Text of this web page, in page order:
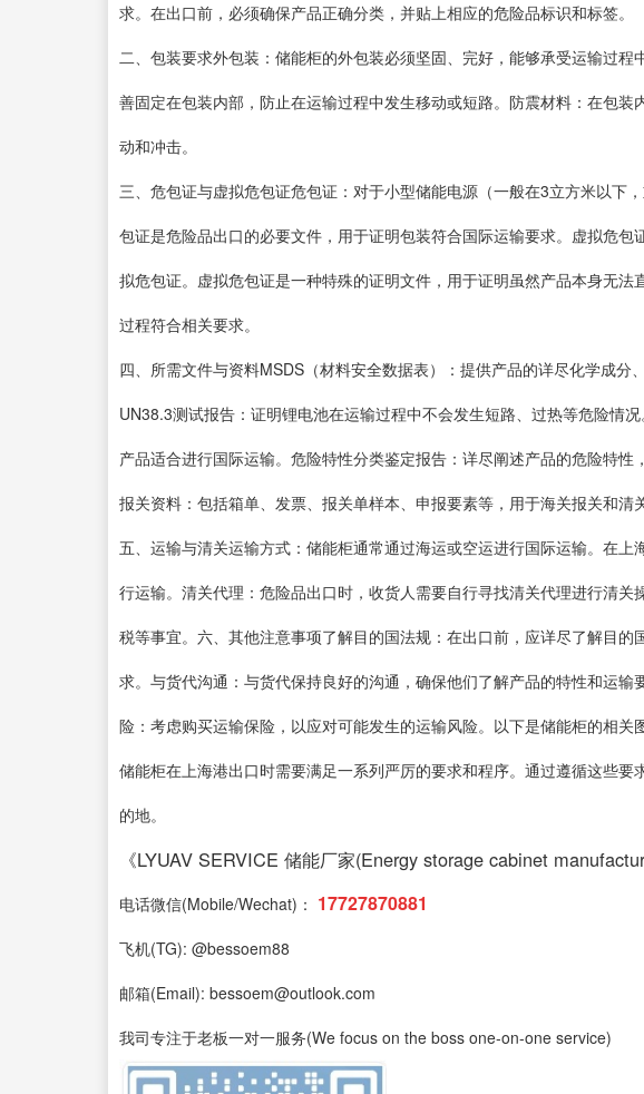
求。在出口前，必须确保产品正确分类，并贴上相应的危险品标识和标签。
二、包装要求外包装：储能柜的外包装必须坚固、完好，能够承受运输过
善固定在包装内部，防止在运输过程中发生移动或短路。防震材料：在包
动和冲击。
三、危包证与虚拟危包证危包证：对于小型储能电源（一般在3立方米以下
包证是危险品出口的必要文件，用于证明包装符合国际运输要求。虚拟危
拟危包证。虚拟危包证是一种特殊的证明文件，用于证明虽然产品本身无
过程符合相关要求。
四、所需文件与资料MSDS（材料安全数据表）：提供产品的详尽化学成分
UN38.3测试报告：证明锂电池在运输过程中不会发生短路、过热等危险情
产品适合进行国际运输。危险特性分类鉴定报告：详尽阐述产品的危险特性
报关资料：包括箱单、发票、报关单样本、申报要素等，用于海关报关和清关
五、运输与清关运输方式：储能柜通常通过海运或空运进行国际运输。在
行运输。清关代理：危险品出口时，收货人需要自行寻找清关代理进行清
税等事宜。六、其他注意事项了解目的国法规：在出口前，应详尽了解目
求。与货代沟通：与货代保持良好的沟通，确保他们了解产品的特性和运
险：考虑购买运输保险，以应对可能发生的运输风险。以下是储能柜的相关
储能柜在上海港出口时需要满足一系列严厉的要求和程序。通过遵循这些要
的地。
《LYUAV SERVICE 储能厂家(Energy storage cabinet
电话微信(Mobile/Wechat)： 17727870881
飞机(TG): @bessoem88
邮箱(Email): bessoem@outlook.com
我司专注于老板一对一服务(We focus on the boss one-on-one service)